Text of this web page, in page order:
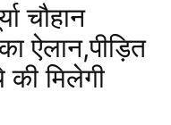
चौहान
ऐलान,पीड़ित
की मिलेगी